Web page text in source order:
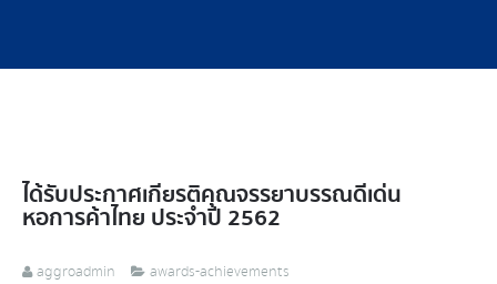
ได้รับประกาศเกียรติคุณจรรยาบรรณดีเด่น
หอการค้าไทย ประจำปี 2562
aggroadmin
awards-achievements